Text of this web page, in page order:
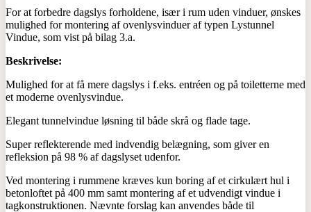
For at forbedre dagslys forholdene, især i rum uden vinduer, ønskes
mulighed for montering af ovenlysvinduer af typen Lystunnel
Vindue, som vist på bilag 3.a.
Beskrivelse:
Mulighed for at få mere dagslys i f.eks. entréen og på toiletterne med
et moderne ovenlysvindue.
Elegant tunnelvindue løsning til både skrå og flade tage.
Super reflekterende med indvendig belægning, som giver en
refleksion på 98 % af dagslyset udenfor.
Ved montering i rummene kræves kun boring af et cirkulært hul i
betonloftet på 400 mm samt montering af et udvendigt vindue i
tagkonstruktionen. Nævnte forslag kan anvendes både til